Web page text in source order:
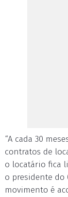
“A cada 30
contratos de
o locatário fica
o presidente do
movimento é